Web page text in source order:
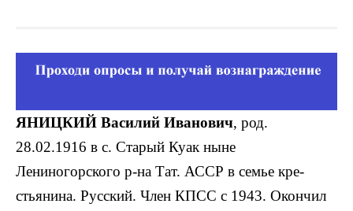
ЯНИЦКИЙ Василий Иванович, род.
28.02.1916 в с. Старый Куак ныне
Лениногорского р-на Тат. АССР в семье кре­
стьянина. Русский. Член КПСС с 1943. Окончил